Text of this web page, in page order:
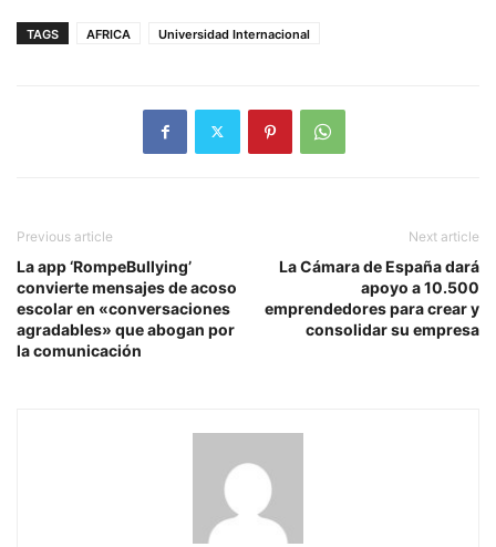
TAGS AFRICA Universidad Internacional
Previous article
La app ‘RompeBullying’
convierte mensajes de acoso
escolar en «conversaciones
agradables» que abogan por
la comunicación
Next article
La Cámara de España dará
apoyo a 10.500
emprendedores para crear y
consolidar su empresa